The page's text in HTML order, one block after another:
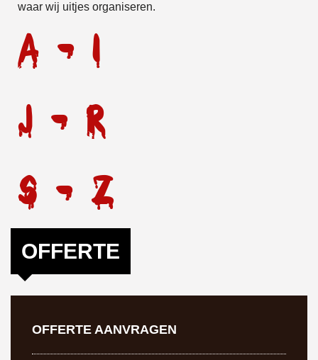
waar wij uitjes organiseren.
A - I
J - R
S - Z
OFFERTE
OFFERTE AANVRAGEN